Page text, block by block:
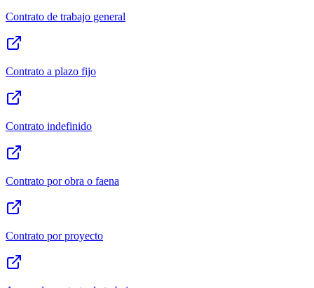
Contrato de trabajo general
Contrato a plazo fijo
Contrato indefinido
Contrato por obra o faena
Contrato por proyecto